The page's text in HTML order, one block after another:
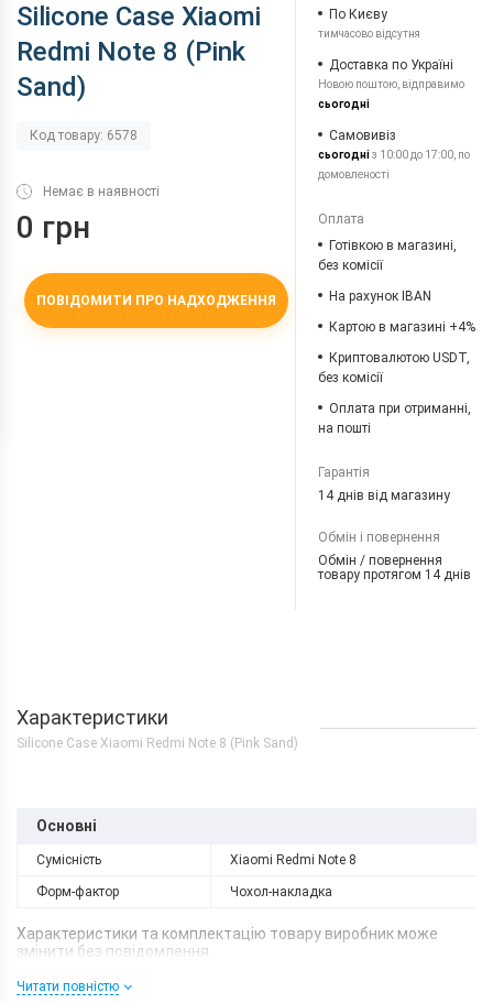
Silicone Case Xiaomi
Redmi Note 8 (Pink
Sand)
Код товару: 6578
Немає в наявності
0 грн
ПОВІДОМИТИ ПРО НАДХОДЖЕННЯ
По Києву
тимчасово відсутня
Доставка по Україні
Новою поштою, відправимо
сьогодні
Самовивіз
сьогодніз 10:00 до 17:00, по
домовленості
Оплата
Готівкою в магазині,
без комісії
На рахунок IBAN
Картою в магазині +4%
Криптовалютою USDT,
без комісії
Оплата при отриманні,
на пошті
Гарантія
14 днів від магазину
Обмін і повернення
Обмін / повернення
товару протягом 14 днів
Характеристики
Silicone Case Xiaomi Redmi Note 8 (Pink Sand)
Основні
Сумісність Xiaomi Redmi Note 8
Форм-фактор Чохол-накладка
Характеристики та комплектацію товару виробник може
змінити без повідомлення.
Читати повністю